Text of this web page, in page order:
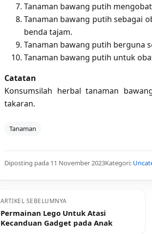
Tanaman bawang putih
Tanaman bawang putih sebagai
benda tajam.
Tanaman bawang putih berguna
Tanaman bawang putih untuk
Catatan
Konsumsilah herbal tanaman
takaran.
Tanaman
Diposting pada 11 November 2023Kategori:
ARTIKEL SEBELUMNYA
Permainan Lego Untuk Atasi
Kecanduan Gadget pada Anak